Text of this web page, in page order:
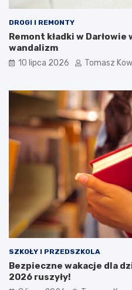
DROGI I REMONTY
Remont kładki w
wandalizm
10 lipca 2026 Tomasz
SZKOŁY I PRZEDSZKOLA
Bezpieczne wakacje dla
2026 ruszyły!